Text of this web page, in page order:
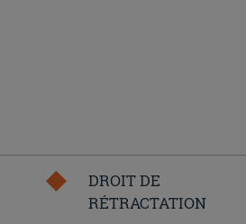
DROIT DE
RÉTRACTATION